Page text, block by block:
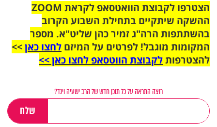
הצטרפו לקבוצת הוואטסאפ לקראת ZOOM
ההשקה שיתקיים בתחילת השבוע הקרוב
בהשתתפות הרה"ג זמיר כהן שליט"א. מספר
המקומות מוגבל! לפרטים על המיזם לחצו כאן>>
להצטרפותלקבוצת הווטסאפ לחצו כאן >>
רוצה התראה על כל תוכן חדש של הרב ישעיה וינד?